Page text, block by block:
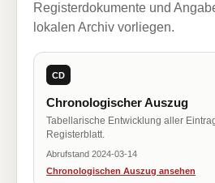
Registerdokumente und
lokalen Archiv vorliegen.
CD
Chronologischer Auszug
Tabellarische Entwicklung aller
Registerblatt.
Abrufstand 2024-03-14
Chronologischen Auszug ansehen